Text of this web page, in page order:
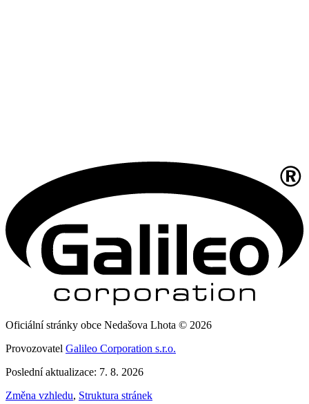
Oficiální stránky obce Nedašova Lhota © 2026
Provozovatel Galileo Corporation s.r.o.
Poslední aktualizace: 7. 8. 2026
Změna vzhledu, Struktura stránek